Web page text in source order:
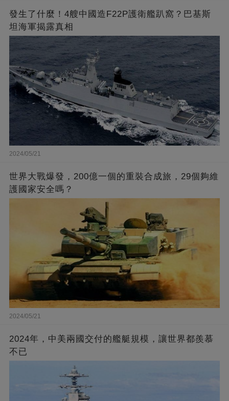
發生了什麼！4艘中國造F22P護衛艦趴窩？巴基斯
坦海軍揭露真相
2024/05/21
世界大戰爆發，200億一個的重裝合成旅，29個夠維
護國家安全嗎？
2024/05/21
2024年，中美兩國交付的艦艇規模，讓世界都羨慕
不已